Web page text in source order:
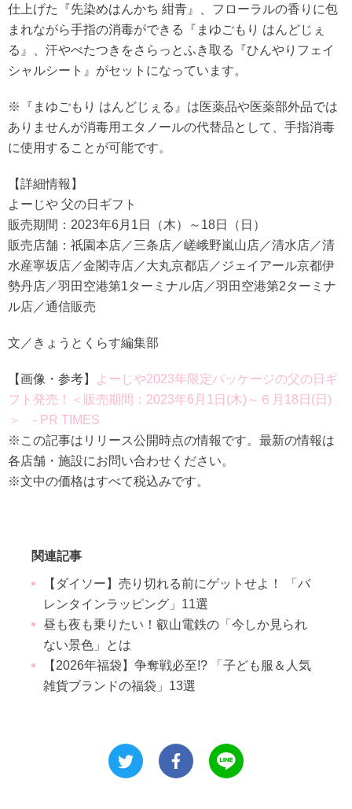
仕上げた『先染めはんかち 紺青』、フローラルの香りに包
まれながら手指の消毒ができる『まゆごもり はんどじぇ
る』、汗やべたつきをさらっとふき取る『ひんやりフェイ
シャルシート』がセットになっています。
※『まゆごもり はんどじぇる』は医薬品や医薬部外品では
ありませんが消毒用エタノールの代替品として、手指消毒
に使用することが可能です。
【詳細情報】
よーじや 父の日ギフト
販売期間：2023年6月1日（木）～18日（日）
販売店舗：祇園本店／三条店／嵯峨野嵐山店／清水店／清
水産寧坂店／金閣寺店／大丸京都店／ジェイアール京都伊
勢丹店／羽田空港第1ターミナル店／羽田空港第2ターミナ
ル店／通信販売
文／きょうとくらす編集部
【画像・参考】
よーじや2023年限定パッケージの父の日ギ
フト発売！＜販売期間：2023年6月1日(木)～６月18日(日)
＞ ‐ PR TIMES
※この記事はリリース公開時点の情報です。最新の情報は
各店舗・施設にお問い合わせください。
※文中の価格はすべて税込みです。
関連記事
【ダイソー】売り切れる前にゲットせよ！ 「バ
レンタインラッピング」11選
昼も夜も乗りたい！叡山電鉄の「今しか見られ
ない景色」とは
【2026年福袋】争奪戦必至!? 「子ども服＆人気
雑貨ブランドの福袋」13選